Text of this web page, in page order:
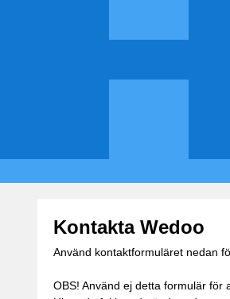
Kontakta Wedoo
Använd kontaktformuläret nedan
OBS! Använd ej detta formulär för